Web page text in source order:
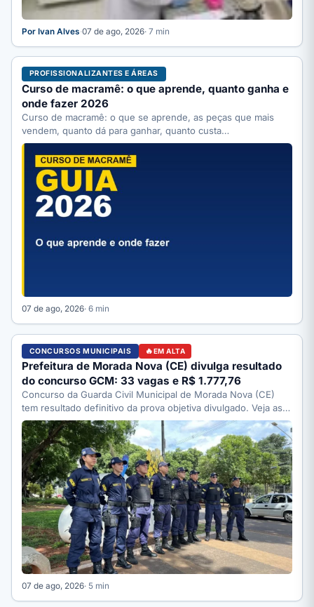
Por Ivan Alves·07 de ago, 2026· 7 min
PROFISSIONALIZANTES E ÁREAS
Curso de macramê: o que aprende, quanto ganha e
onde fazer 2026
Curso de macramê: o que se aprende, as peças que mais
vendem, quanto dá para ganhar, quanto custa…
07 de ago, 2026· 6 min
CONCURSOS MUNICIPAIS EM ALTA
Prefeitura de Morada Nova (CE) divulga resultado
do concurso GCM: 33 vagas e R$ 1.777,76
Concurso da Guarda Civil Municipal de Morada Nova (CE)
tem resultado definitivo da prova objetiva divulgado. Veja as…
07 de ago, 2026· 5 min